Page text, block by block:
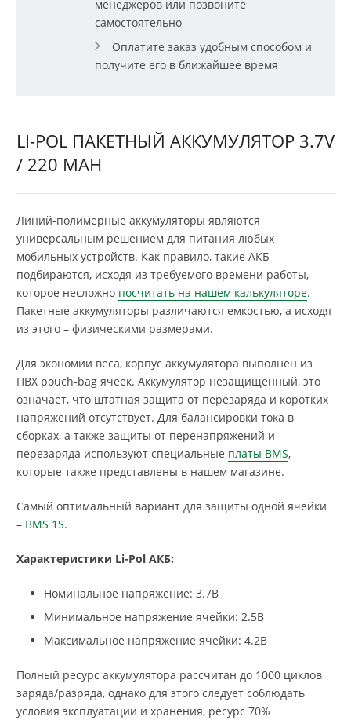
менеджеров или позвоните
самостоятельно
Оплатите заказ удобным способом и
получите его в ближайшее время
LI-POL ПАКЕТНЫЙ АККУМУЛЯТОР 3.7V
/ 220 MAH
Линий-полимерные аккумуляторы являются
универсальным решением для питания любых
мобильных устройств. Как правило, такие АКБ
подбираются, исходя из требуемого времени работы,
которое несложно посчитать на нашем калькуляторе.
Пакетные аккумуляторы различаются емкостью, а исходя
из этого – физическими размерами.
Для экономии веса, корпус аккумулятора выполнен из
ПВХ pouch-bag ячеек. Аккумулятор незащищенный, это
означает, что штатная защита от перезаряда и коротких
напряжений отсутствует. Для балансировки тока в
сборках, а также защиты от перенапряжений и
перезаряда используют специальные платы BMS,
которые также представлены в нашем магазине.
Самый оптимальный вариант для защиты одной ячейки
– BMS 1S.
Характеристики Li-Pol АКБ:
Номинальное напряжение: 3.7В
Минимальное напряжение ячейки: 2.5В
Максимальное напряжение ячейки: 4.2В
Полный ресурс аккумулятора рассчитан до 1000 циклов
заряда/разряда, однако для этого следует соблюдать
условия эксплуатации и хранения, ресурс 70%